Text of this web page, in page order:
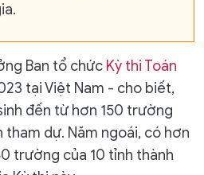
Ban tổ chức Kỳ thi Toán
tại Việt Nam - cho biết,
đến từ hơn 150 trường
dự. Năm ngoái, có hơn
trường của 10 tỉnh thành